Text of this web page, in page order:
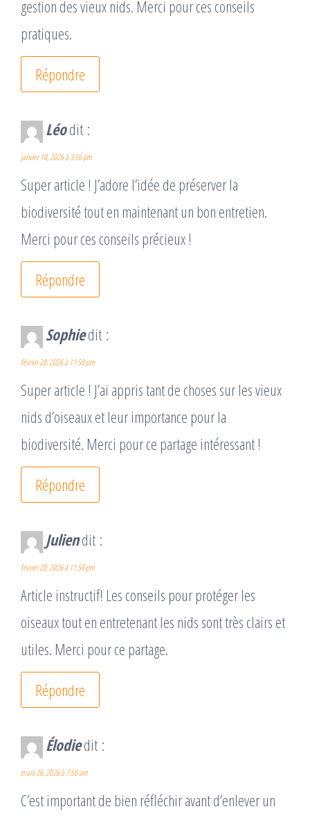
gestion des vieux nids. Merci pour ces conseils
pratiques.
Répondre
Léodit :
janvier 18, 2026 à 3:56 pm
Super article ! J’adore l’idée de préserver la
biodiversité tout en maintenant un bon entretien.
Merci pour ces conseils précieux !
Répondre
Sophiedit :
février 20, 2026 à 11:58 pm
Super article ! J’ai appris tant de choses sur les vieux
nids d’oiseaux et leur importance pour la
biodiversité. Merci pour ce partage intéressant !
Répondre
Juliendit :
février 20, 2026 à 11:58 pm
Article instructif! Les conseils pour protéger les
oiseaux tout en entretenant les nids sont très clairs et
utiles. Merci pour ce partage.
Répondre
Élodiedit :
mars 26, 2026 à 7:58 am
C’est important de bien réfléchir avant d’enlever un